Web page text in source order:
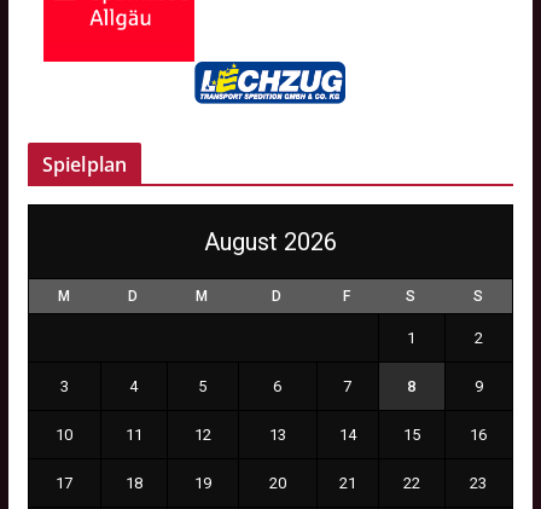
Spielplan
August 2026
M D M D F S S
1 2
3 4 5 6 7 8 9
10 11 12 13 14 15 16
17 18 19 20 21 22 23